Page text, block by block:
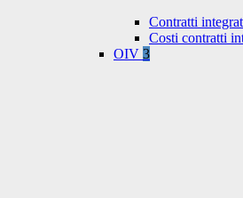
Contratti
Costi contratti
OIV 3